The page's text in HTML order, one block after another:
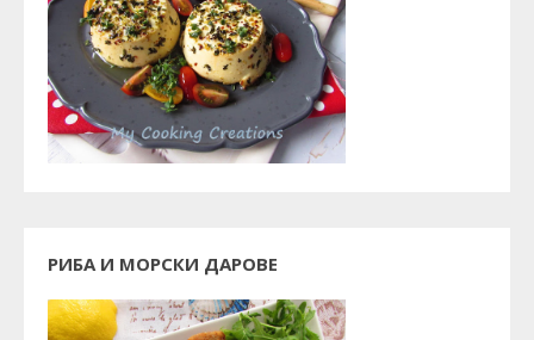
РИБА И МОРСКИ ДАРОВЕ